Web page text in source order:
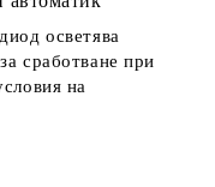
осветява
сработване при
на